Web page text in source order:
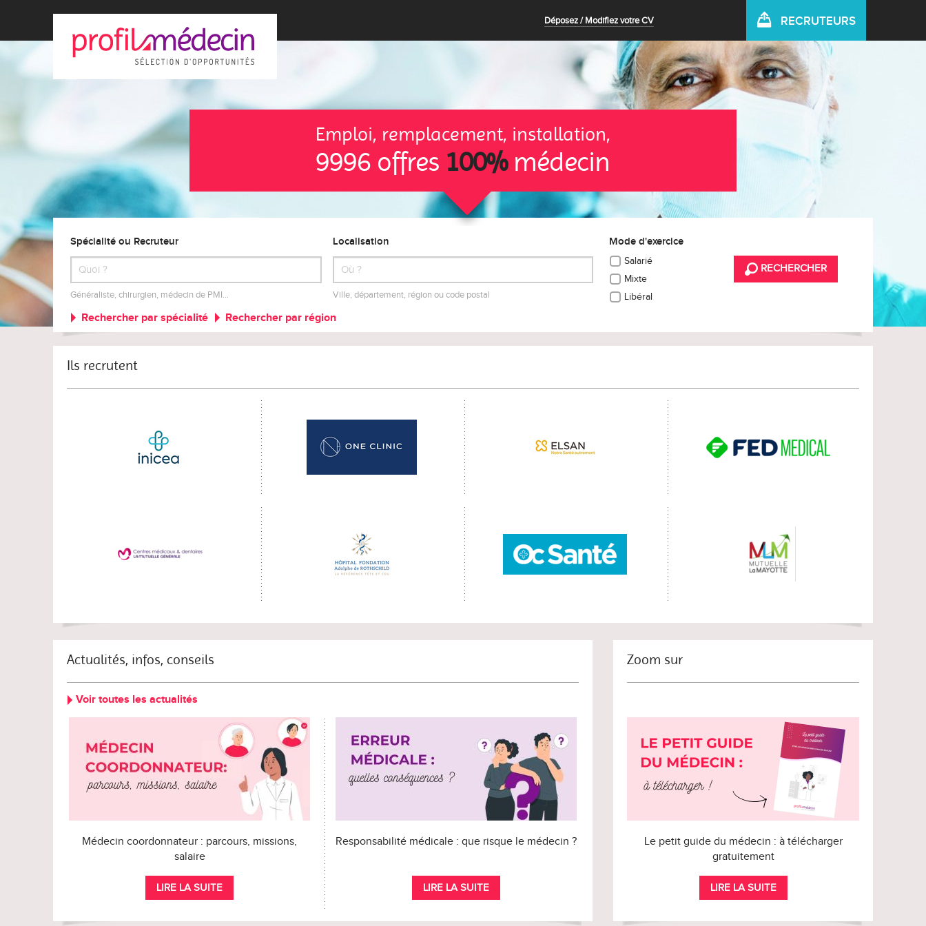
Déposez / Modifiez votre CV RECRUTEURS
Emploi, remplacement, installation,
9996 offres 100%médecin
Spécialité ou Recruteur
Généraliste, chirurgien, médecin de PMI…
Localisation
Ville, département, région ou code postal
Mode d'exercice
Salarié
Mixte
Libéral
RECHERCHER
Rechercher par spécialité Rechercher par région
Ils recrutent
Actualités, infos, conseils
Voir toutes les actualités
Médecin coordonnateur : parcours, missions,
salaire
LIRE LA SUITE
Responsabilité médicale : que risque le médecin ?
LIRE LA SUITE
Zoom sur
Le petit guide du médecin : à télécharger
gratuitement
LIRE LA SUITE